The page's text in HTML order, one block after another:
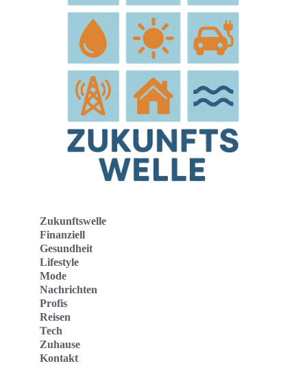
Zukunftswelle
Finanziell
Gesundheit
Lifestyle
Mode
Nachrichten
Profis
Reisen
Tech
Zuhause
Kontakt